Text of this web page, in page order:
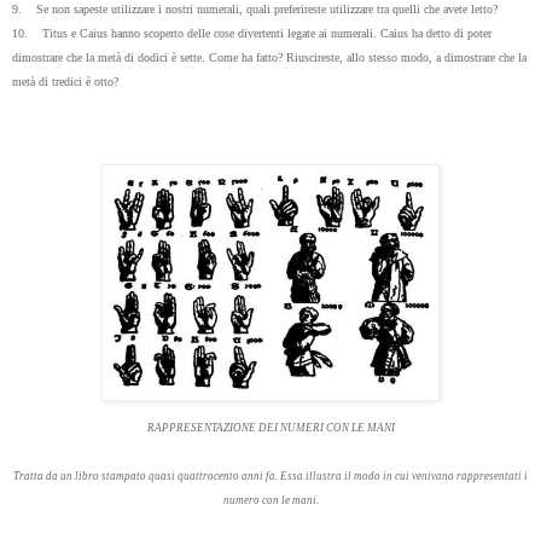
9. Se non sapeste utilizzare i nostri numerali, quali preferireste utilizzare tra quelli che avete letto?
10. Titus e Caius hanno scoperto delle cose divertenti legate ai numerali. Caius ha detto di poter
dimostrare che la metà di dodici è sette. Come ha fatto? Riuscireste, allo stesso modo, a dimostrare che la
metà di tredici è otto?
RAPPRESENTAZIONE DEI NUMERI CON LE MANI
Tratta da un libro stampato quasi quattrocento anni fa. Essa illustra il modo in cui venivano rappresentati i
numero con le mani.